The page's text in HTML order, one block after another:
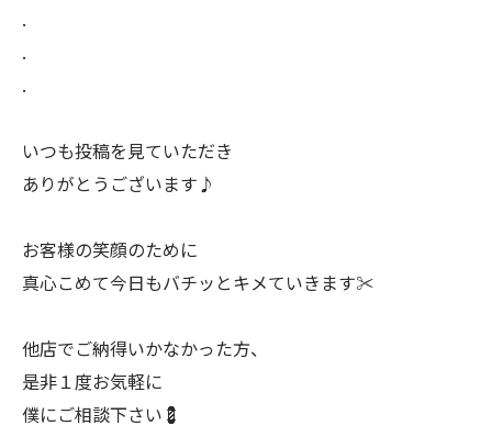
.
.
.
いつも投稿を見ていただき
ありがとうございます♪
お客様の笑顔のために
真心こめて今日もバチッとキメていきます✂️
他店でご納得いかなかった方、
是非１度お気軽に
僕にご相談下さい💈